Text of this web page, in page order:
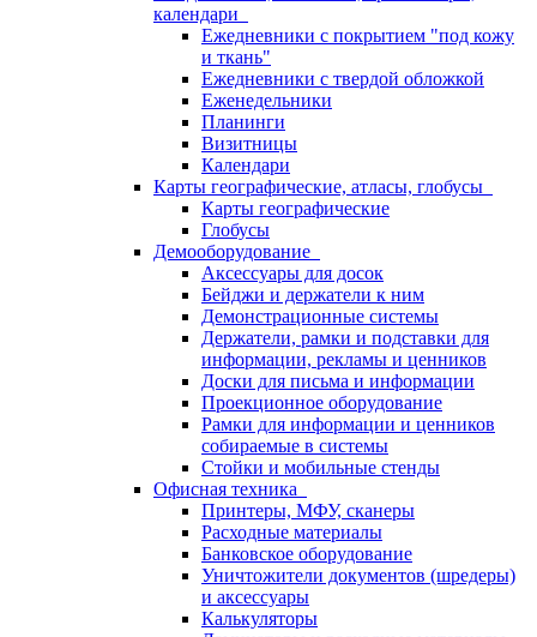
календари
Ежедневники с покрытием "под кожу
и ткань"
Ежедневники с твердой обложкой
Еженедельники
Планинги
Визитницы
Календари
Карты географические, атласы, глобусы
Карты географические
Глобусы
Демооборудование
Аксессуары для досок
Бейджи и держатели к ним
Демонстрационные системы
Держатели, рамки и подставки для
информации, рекламы и ценников
Доски для письма и информации
Проекционное оборудование
Рамки для информации и ценников
собираемые в системы
Стойки и мобильные стенды
Офисная техника
Принтеры, МФУ, сканеры
Расходные материалы
Банковское оборудование
Уничтожители документов (шредеры)
и аксессуары
Калькуляторы